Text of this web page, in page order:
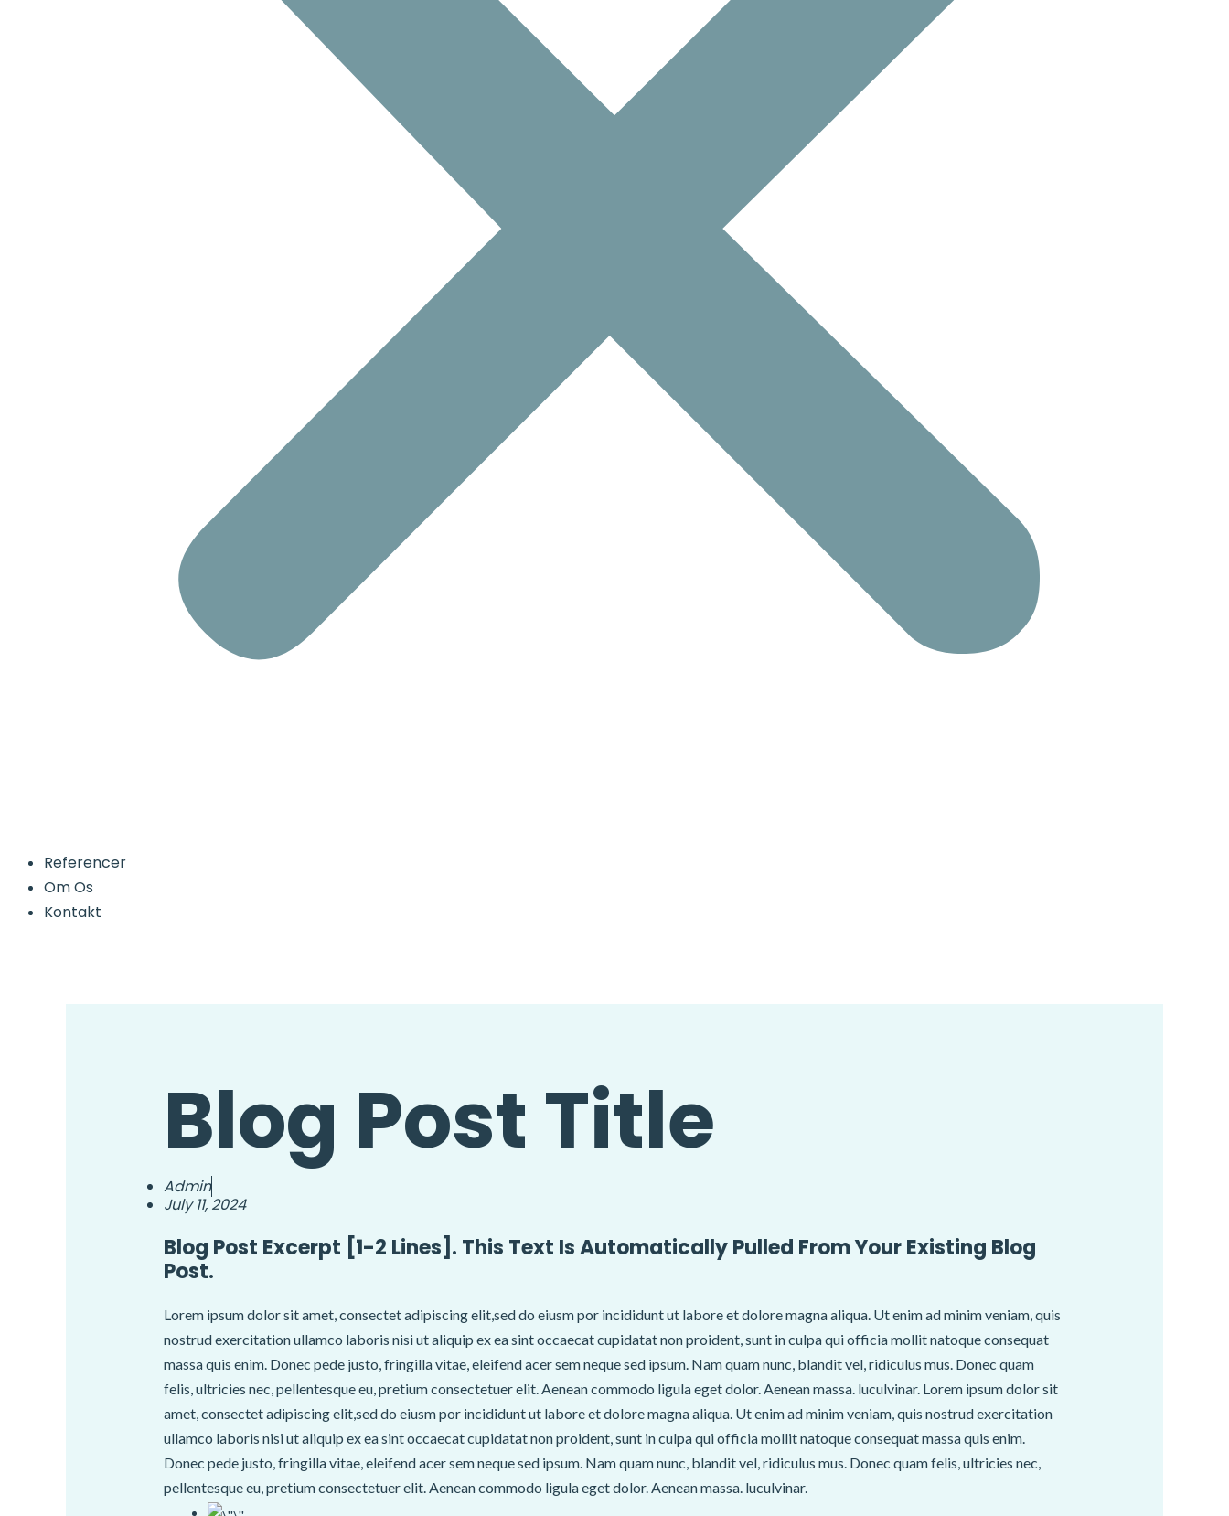
Referencer
Om Os
Kontakt
Blog Post Title
Admin
July 11, 2024
Blog Post Excerpt [1-2 Lines]. This Text Is Automatically Pulled From Your Existing Blog
Post.
Lorem ipsum dolor sit amet, consectet adipiscing elit,sed do eiusm por incididunt ut labore et dolore magna aliqua. Ut enim ad minim veniam, quis
nostrud exercitation ullamco laboris nisi ut aliquip ex ea sint occaecat cupidatat non proident, sunt in culpa qui officia mollit natoque consequat
massa quis enim. Donec pede justo, fringilla vitae, eleifend acer sem neque sed ipsum. Nam quam nunc, blandit vel, ridiculus mus. Donec quam
felis, ultricies nec, pellentesque eu, pretium consectetuer elit. Aenean commodo ligula eget dolor. Aenean massa. luculvinar. Lorem ipsum dolor sit
amet, consectet adipiscing elit,sed do eiusm por incididunt ut labore et dolore magna aliqua. Ut enim ad minim veniam, quis nostrud exercitation
ullamco laboris nisi ut aliquip ex ea sint occaecat cupidatat non proident, sunt in culpa qui officia mollit natoque consequat massa quis enim.
Donec pede justo, fringilla vitae, eleifend acer sem neque sed ipsum. Nam quam nunc, blandit vel, ridiculus mus. Donec quam felis, ultricies nec,
pellentesque eu, pretium consectetuer elit. Aenean commodo ligula eget dolor. Aenean massa. luculvinar.